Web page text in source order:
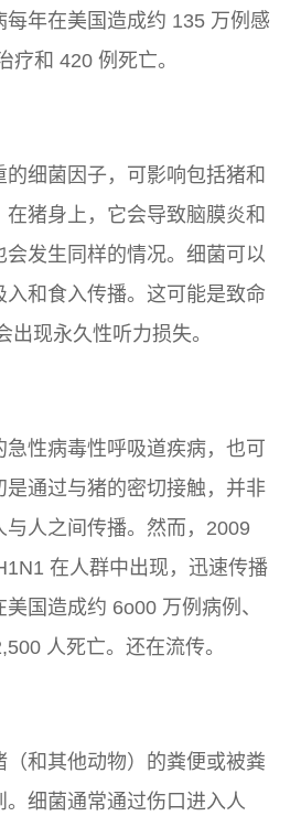
年在美国造成约 135 万例感
疗和 420 例死亡。
细菌因子，可影响包括猪和
猪身上，它会导致脑膜炎和
会发生同样的情况。细菌可以
和食入传播。这可能是致命
出现永久性听力损失。
性病毒性呼吸道疾病，也可
是通过与猪的密切接触，并非
与人之间传播。然而，2009
在人群中出现，迅速传播
国造成约 6o00 万例病例、
人死亡。还在流传。
和其他动物）的粪便或被粪
细菌通常通过伤口进入人